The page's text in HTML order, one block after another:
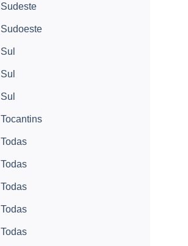
Sudeste
Sudoeste
Sul
Sul
Sul
Tocantins
Todas
Todas
Todas
Todas
Todas